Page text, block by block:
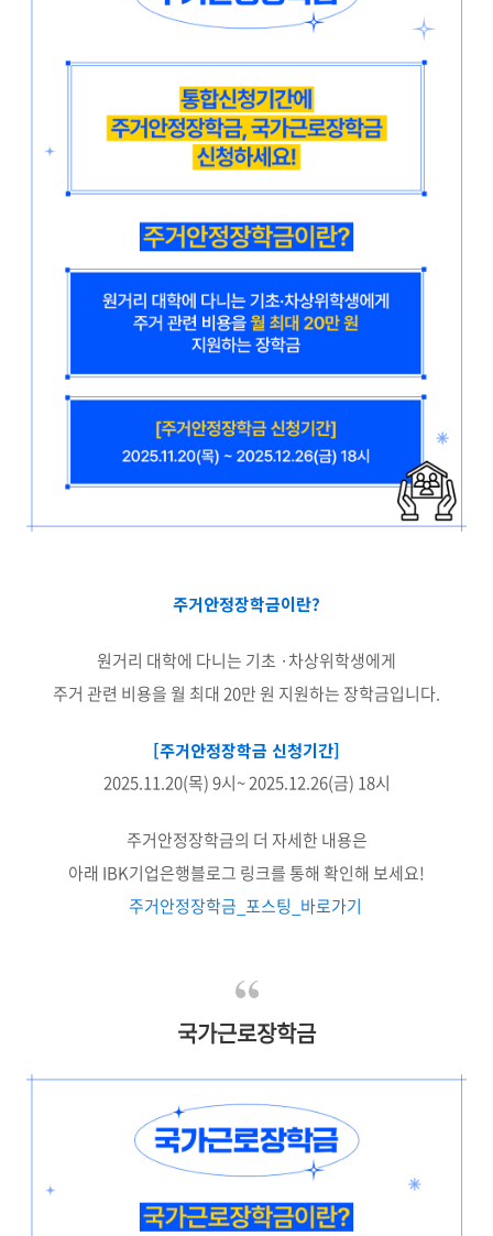
주거안정장학금이란?
원거리 대학에 다니는 기초 ·차상위학생에게
주거 관련 비용을 월 최대 20만 원 지원하는 장학금입니다.
[주거안정장학금 신청기간]
2025.11.20(목) 9시~ 2025.12.26(금) 18시
주거안정장학금의 더 자세한 내용은
아래 IBK기업은행블로그 링크를 통해 확인해 보세요!
주거안정장학금_포스팅_바로가기
국가근로장학금